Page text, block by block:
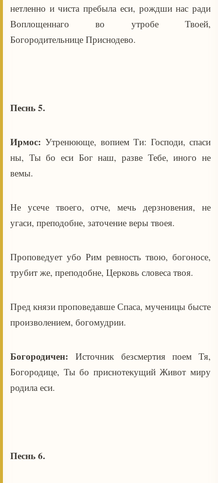
нетленно и чиста пребыла еси, рождши нас ради
Воплощеннаго во утробе Твоей,
Богородительнице Приснодево.
Песнь 5.
Ирмос:Утренююще, вопием Ти: Господи, спаси
ны, Ты бо еси Бог наш, разве Тебе, иного не
вемы.
Не усече твоего, отче, мечь дерзновения, не
угаси, преподобне, заточение веры твоея.
Проповедует убо Рим ревность твою, богоносе,
трубит же, преподобне, Церковь словеса твоя.
Пред князи проповедавше Спаса, мученицы бысте
произволением, богомудрии.
Богородичен:Источник безсмертия поем Тя,
Богородице, Ты бо приснотекущий Живот миру
родила еси.
Песнь 6.